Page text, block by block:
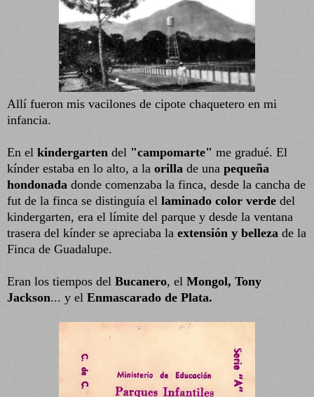
Allí fueron mis vacilones de cipote chaquetero en mi
infancia.
En el kindergarten del "campomarte" me gradué. El
kínder estaba en lo alto, a la orilla de una pequeña
hondonada donde comenzaba la finca, desde la cancha de
fut de la finca se distinguía el laminado color verde del
kindergarten, era el límite del parque y desde la ventana
trasera del kínder se apreciaba la extensión y belleza de la
Finca de Guadalupe.
Eran los tiempos del Bucanero, el Mongol, Tony
Jackson... y el Enmascarado de Plata.